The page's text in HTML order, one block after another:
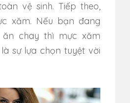
vệ sinh. Tiếp theo,
xăm. Nếu bạn đang
ăn chay thì mực xăm
sự lựa chọn tuyệt vời